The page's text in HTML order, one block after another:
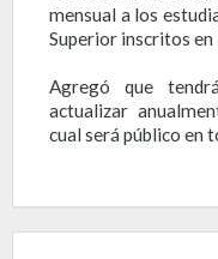
mensual a los
Superior inscritos en
Agregó que
actualizar
cual será público en